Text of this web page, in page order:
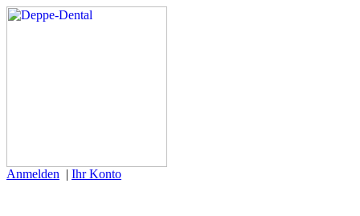
Anmelden | Ihr Konto